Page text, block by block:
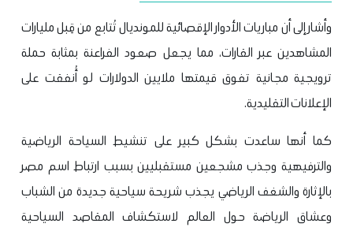
وأشار إلى أن مباريات الأدوار الإقصائية للمونديال تُتابع من قِبل مليارات
المشاهدين عبر القارات، مما يجعل صعود الفراعنة بمثابة حملة
ترويجية مجانية تفوق قيمتها ملايين الدولارات لو أُنفقت على
الإعلانات التقليدية.
كما أنها ساعدت بشكل كبير على تنشيط السياحة الرياضية
والترفيهية وجذب مشجعين مستقبليين بسبب ارتباط اسم مصر
بالإثارة والشغف الرياضي يجذب شريحة سياحية جديدة من الشباب
وعشاق الرياضة حول العالم لاستكشاف المقاصد السياحية